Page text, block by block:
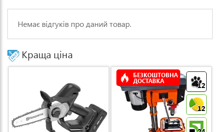
Немає відгуків про даний товар.
Краща ціна
12
12
БЕЗКОШТОВНА
ДОСТАВКА